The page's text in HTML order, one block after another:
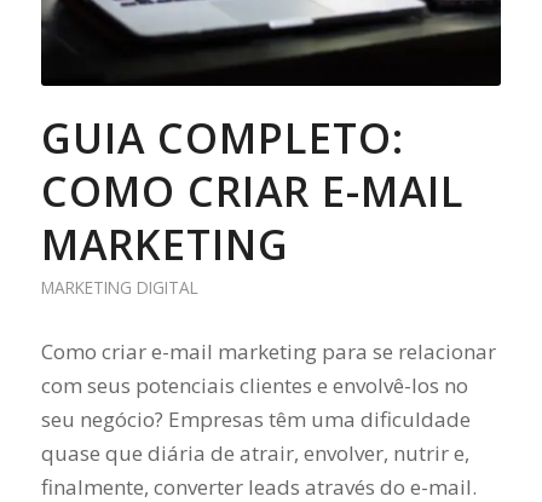
GUIA COMPLETO:
COMO CRIAR E-MAIL
MARKETING
MARKETING DIGITAL
Como criar e-mail marketing para se relacionar
com seus potenciais clientes e envolvê-los no
seu negócio? Empresas têm uma dificuldade
quase que diária de atrair, envolver, nutrir e,
finalmente, converter leads através do e-mail.